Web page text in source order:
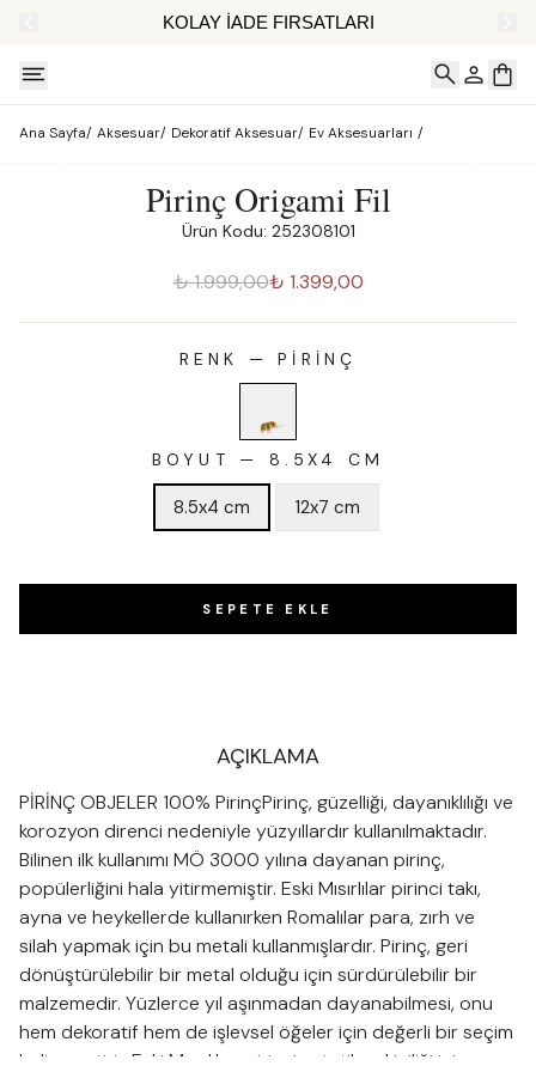
KOLAY İADE FIRSATLARI
Ana Sayfa/ Aksesuar/ Dekoratif Aksesuar/ Ev Aksesuarları /
Pirinç Origami Fil
Ürün Kodu: 252308101
₺ 1.999,00₺ 1.399,00
RENK — PIRINÇ
BOYUT — 8.5X4 CM
8.5x4 cm 12x7 cm
SEPETE EKLE
AÇIKLAMA
PİRİNÇ OBJELER 100% PirinçPirinç, güzelliği, dayanıklılığı ve
korozyon direnci nedeniyle yüzyıllardır kullanılmaktadır.
Bilinen ilk kullanımı MÖ 3000 yılına dayanan pirinç,
popülerliğini hala yitirmemiştir. Eski Mısırlılar pirinci takı,
ayna ve heykellerde kullanırken Romalılar para, zırh ve
silah yapmak için bu metali kullanmışlardır. Pirinç, geri
dönüştürülebilir bir metal olduğu için sürdürülebilir bir
malzemedir. Yüzlerce yıl aşınmadan dayanabilmesi, onu
hem dekoratif hem de işlevsel öğeler için değerli bir seçim
haline getirir. Eski Mısırlılar, pirinci estetik çekiciliği için